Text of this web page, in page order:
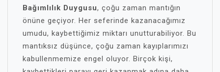
Bağımlılık Duygusu, çoğu zaman mantığın
önüne geçiyor. Her seferinde kazanacağımız
umudu, kaybettiğimiz miktarı unutturabiliyor. Bu
mantıksız düşünce, çoğu zaman kayıplarımızı
kabullenmemize engel oluyor. Birçok kişi,